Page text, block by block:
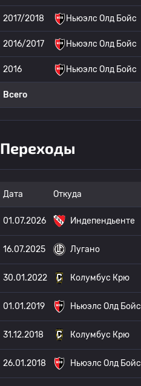
2017/2018 Ньюэлс Олд Бойс
2016/2017 Ньюэлс Олд Бойс
2016 Ньюэлс Олд Бойс
Всего
Переходы
Дата Откуда
01.07.2026 Индепендьенте
16.07.2025 Лугано
30.01.2022 Колумбус Крю
01.01.2019 Ньюэлс Олд Бойс
31.12.2018 Колумбус Крю
26.01.2018 Ньюэлс Олд Бойс